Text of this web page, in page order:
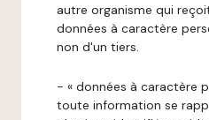
autre organisme qui
données à caractère
non d'un tiers.
- « données à caractère
toute information se